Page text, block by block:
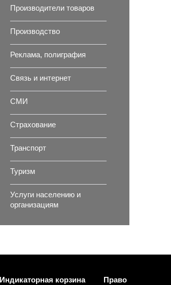
Производители товаров
Производство
Реклама, полиграфия
Связь и интернет
СМИ
Страхование
Транспорт
Туризм
Услуги населению и
организациям
Индикаторная корзина Право